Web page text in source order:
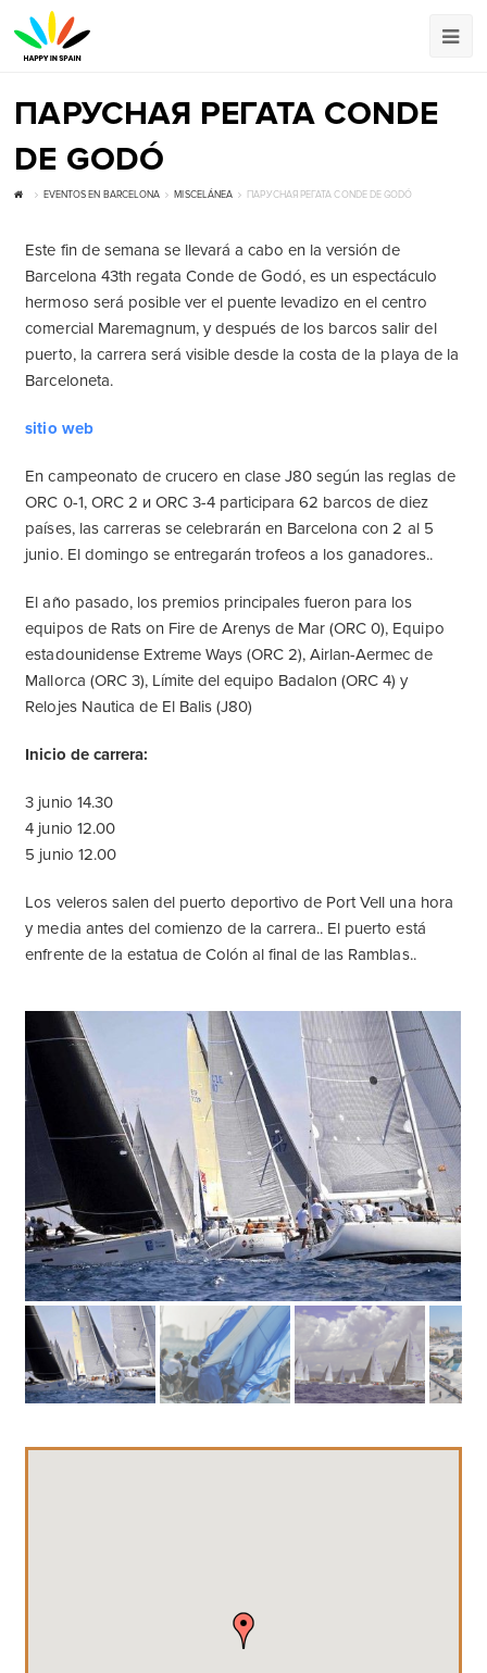
ПАРУСНАЯ РЕГАТА CONDE
DE GODÓ
EVENTOS EN BARCELONA MISCELÁNEA ПАРУСНАЯ РЕГАТА CONDE DE GODÓ
Este fin de semana se llevará a cabo en la versión de
Barcelona 43th regata Conde de Godó, es un espectáculo
hermoso será posible ver el puente levadizo en el centro
comercial Maremagnum, y después de los barcos salir del
puerto, la carrera será visible desde la costa de la playa de la
Barceloneta.
sitio web
En campeonato de crucero en clase J80 según las reglas de
ORC 0-1, ORC 2 и ORC 3-4 participara 62 barcos de diez
países, las carreras se celebrarán en Barcelona con 2 al 5
junio. El domingo se entregarán trofeos a los ganadores..
El año pasado, los premios principales fueron para los
equipos de Rats on Fire de Arenys de Mar (ORC 0), Equipo
estadounidense Extreme Ways (ORC 2), Airlan-Aermec de
Mallorca (ORC 3), Límite del equipo Badalon (ORC 4) y
Relojes Nautica de El Balis (J80)
Inicio de carrera:
3 junio 14.30
4 junio 12.00
5 junio 12.00
Los veleros salen del puerto deportivo de Port Vell una hora
y media antes del comienzo de la carrera.. El puerto está
enfrente de la estatua de Colón al final de las Ramblas..